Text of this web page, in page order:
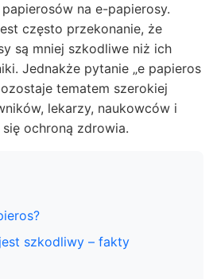
na e-papierosy.
często przekonanie, że
są mniej szkodliwe niż ich
Jednakże pytanie „e papieros
tematem szerokiej
lekarzy, naukowców i
ochroną zdrowia.
szkodliwy – fakty